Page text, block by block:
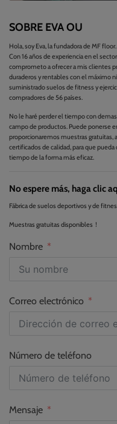
SOBRE EVA OU
Hola, soy Eva, la fundadora de MF floor.
Con 16 años de experiencia en el
comprometo a ofrecer a mis clientes
duraderos y rentables con el máximo
suministrado suelos de fitness y
compradores de 56 países.
No le haré perder el tiempo con
campo de productos. Puede ponerse
proporcionaremos muestras
certificados de calidad, para que
tiempo de la forma más eficaz.
No espere más, haga clic
Fábrica de suelos deportivos y de
Muestras gratuitas disponibles！
Nombre
Correo electrónico
Número de teléfono
Mensaje